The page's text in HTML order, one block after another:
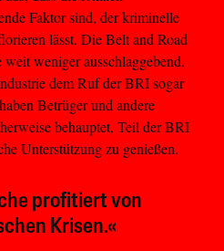
Faktor sind, der kriminelle
lässt. Die Belt and Road
weniger ausschlaggebend.
dem Ruf der BRI sogar
Betrüger und andere
behauptet, Teil der BRI
Unterstützung zu genießen.
profitiert von
Krisen.«